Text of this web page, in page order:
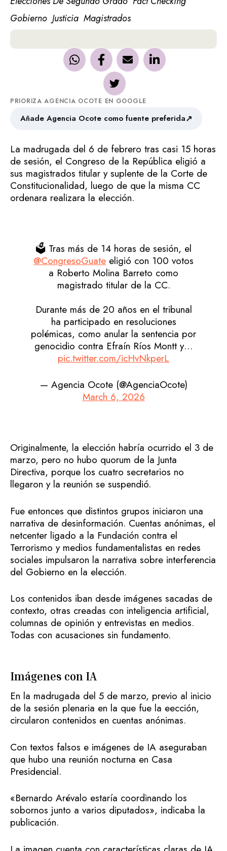
Gobierno Justicia Magistrados
PRIORIZA AGENCIA OCOTE EN GOOGLE
Añade Agencia Ocote como fuente preferida↗
La madrugada del 6 de febrero tras casi 15 horas
de sesión, el Congreso de la República eligió a
sus magistrados titular y suplente de la Corte de
Constitucionalidad, luego de que la misma CC
ordenara realizara la elección.
🗳️ Tras más de 14 horas de sesión, el
@CongresoGuate eligió con 100 votos
a Roberto Molina Barreto como
magistrado titular de la CC.
Durante más de 20 años en el tribunal
ha participado en resoluciones
polémicas, como anular la sentencia por
genocidio contra Efraín Ríos Montt y…
pic.twitter.com/icHvNkperL
— Agencia Ocote (@AgenciaOcote)
March 6, 2026
Originalmente, la elección habría ocurrido el 3 de
marzo, pero no hubo quorum de la Junta
Directiva, porque los cuatro secretarios no
llegaron y la reunión se suspendió.
Fue entonces que distintos grupos iniciaron una
narrativa de desinformación. Cuentas anónimas, el
netcenter ligado a la Fundación contra el
Terrorismo y medios fundamentalistas en redes
sociales impulsaron la narrativa sobre interferencia
del Gobierno en la elección.
Los contenidos iban desde imágenes sacadas de
contexto, otras creadas con inteligencia artificial,
columnas de opinión y entrevistas en medios.
Todas con acusaciones sin fundamento.
Imágenes con IA
En la madrugada del 5 de marzo, previo al inicio
de la sesión plenaria en la que fue la eección,
circularon contenidos en cuentas anónimas.
Con textos falsos e imágenes de IA aseguraban
que hubo una reunión nocturna en Casa
Presidencial.
«Bernardo Arévalo estaría coordinando los
sobornos junto a varios diputados», indicaba la
publicación.